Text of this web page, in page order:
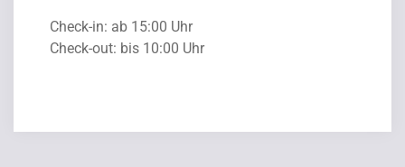
Check-in: ab 15:00 Uhr
Check-out: bis 10:00 Uhr